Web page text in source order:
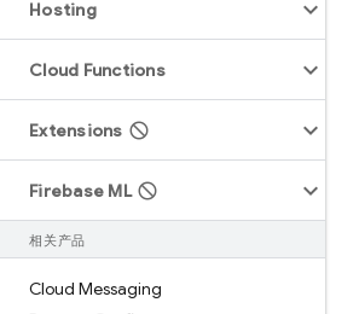
Hosting
Cloud Functions
Extensions
Firebase ML
相关产品
Cloud Messaging